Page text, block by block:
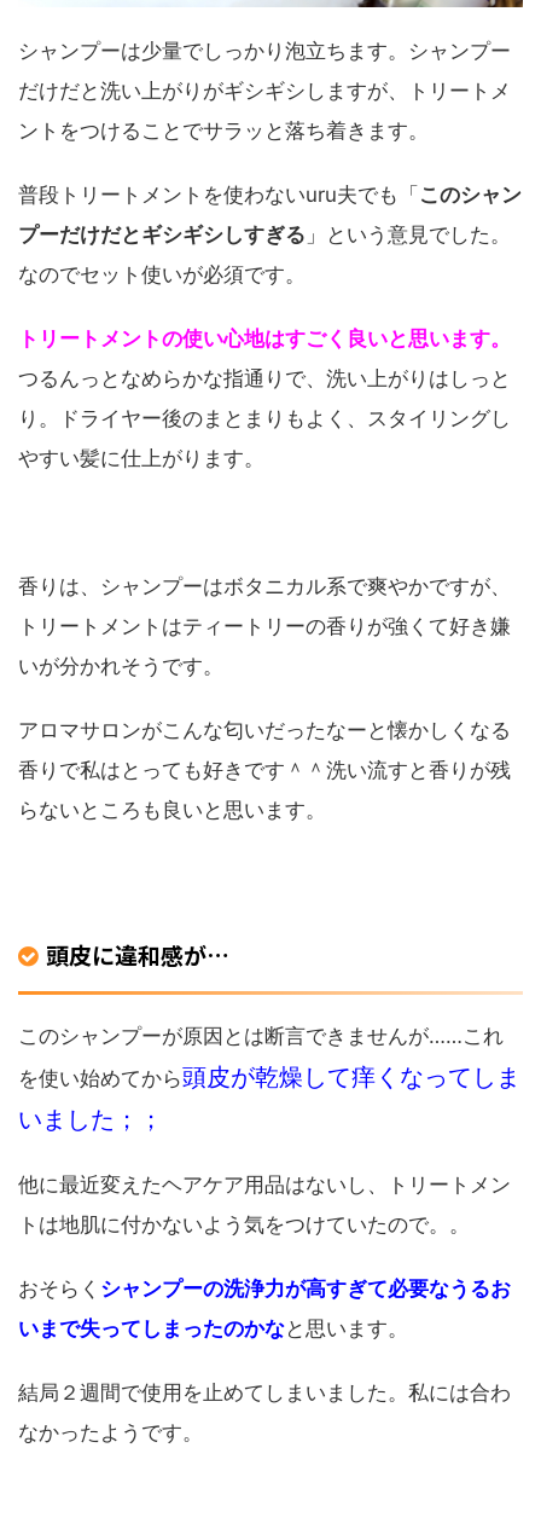
シャンプーは少量でしっかり泡立ちます。シャンプー
だけだと洗い上がりがギシギシしますが、トリートメ
ントをつけることでサラッと落ち着きます。
普段トリートメントを使わないuru夫でも「 このシャン
プーだけだとギシギシしすぎる 」という意見でした。
なのでセット使いが必須です。
トリートメントの使い心地はすごく良いと思います。
つるんっとなめらかな指通りで、洗い上がりはしっと
り。ドライヤー後のまとまりもよく、スタイリングし
やすい髪に仕上がります。
香りは、シャンプーはボタニカル系で爽やかですが、
トリートメントはティートリーの香りが強くて好き嫌
いが分かれそうです。
アロマサロンがこんな匂いだったなーと懐かしくなる
香りで私はとっても好きです＾＾洗い流すと香りが残
らないところも良いと思います。
頭皮に違和感が…
このシャンプーが原因とは断言できませんが……これ
を使い始めてから頭皮が乾燥して痒くなってしま
いました；；
他に最近変えたヘアケア用品はないし、トリートメン
トは地肌に付かないよう気をつけていたので。。
おそらく シャンプーの洗浄力が高すぎて必要なうるお
いまで失ってしまったのかなと思います。
結局２週間で使用を止めてしまいました。私には合わ
なかったようです。